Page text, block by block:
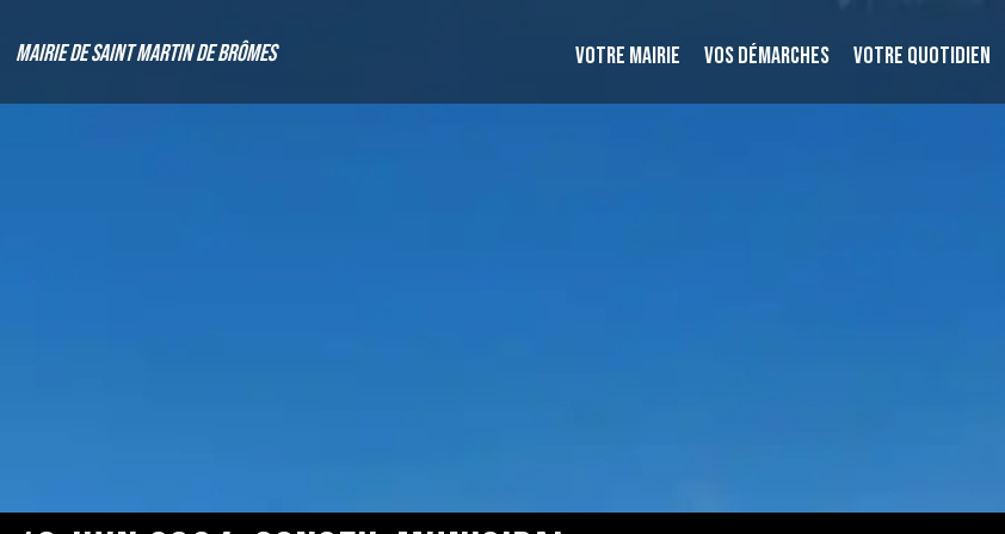
Mairie de Saint Martin de Brômes VOTRE MAIRIE VOS DÉMARCHES VOTRE QUOTIDIEN